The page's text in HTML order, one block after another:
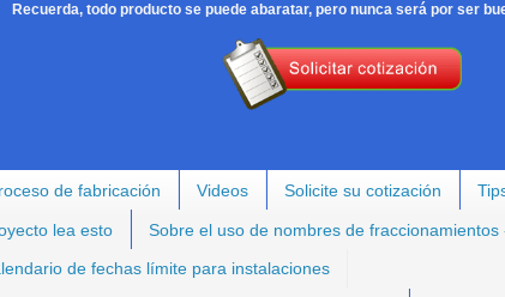
Recuerda, todo producto se puede abaratar, pero nunca será por ser
de fabricación Videos Solicite su cotización
lea esto Sobre el uso de nombres de
de fechas límite para instalaciones